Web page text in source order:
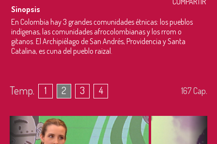
Sinopsis
En Colombia hay 3 grandes comunidades étnicas: los pueblos
indígenas, las comunidades afrocolombianas y los rrom o
gitanos. El Archipiélago de San Andrés, Providencia y Santa
Catalina, es cuna del pueblo raizal.
Temp. 1 2 3 4 167Cap.